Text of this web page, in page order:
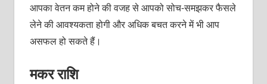
आपका वेतन कम होने की वजह से आपको सोच-समझकर फैसले
लेने की आवश्यकता होगी और अधिक बचत करने में भी आप
असफल हो सकते हैं।
मकर राशि